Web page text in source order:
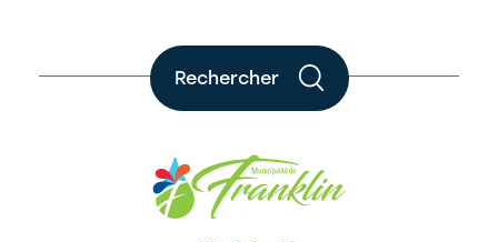
Rechercher